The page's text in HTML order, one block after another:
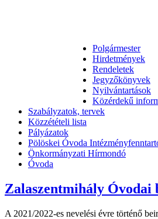
Polgármester
Hirdetmények
Rendeletek
Jegyzőkönyvek
Nyilvántartások
Közérdekű
Szabályzatok, tervek
Közzétételi lista
Pályázatok
Pölöskei Óvoda
Önkormányzati Hírmondó
Óvoda
Zalaszentmihály Óvodai
A 2021/2022-es nevelési évre történő